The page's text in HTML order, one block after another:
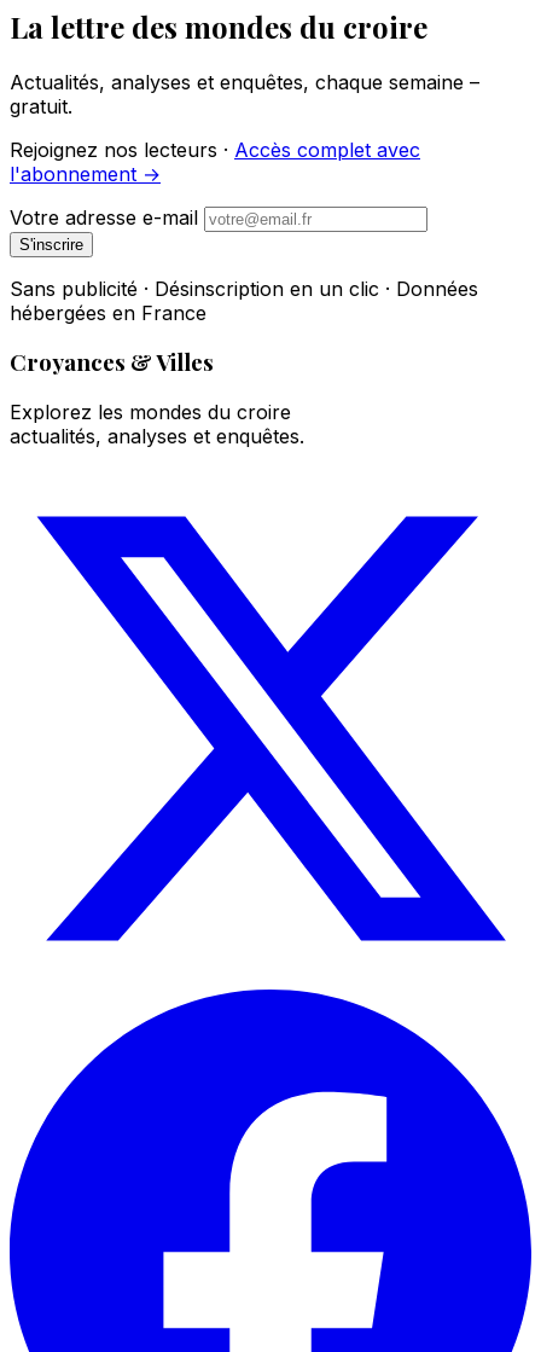
La lettre des mondes du croire
Actualités, analyses et enquêtes, chaque semaine –
gratuit.
Rejoignez nos lecteurs · Accès complet avec
l'abonnement →
Votre adresse e-mail
S'inscrire
Sans publicité · Désinscription en un clic · Données
hébergées en France
Croyances & Villes
Explorez les mondes du croire
actualités, analyses et enquêtes.